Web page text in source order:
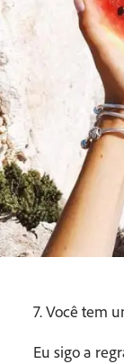
7. Você tem
Eu sigo a